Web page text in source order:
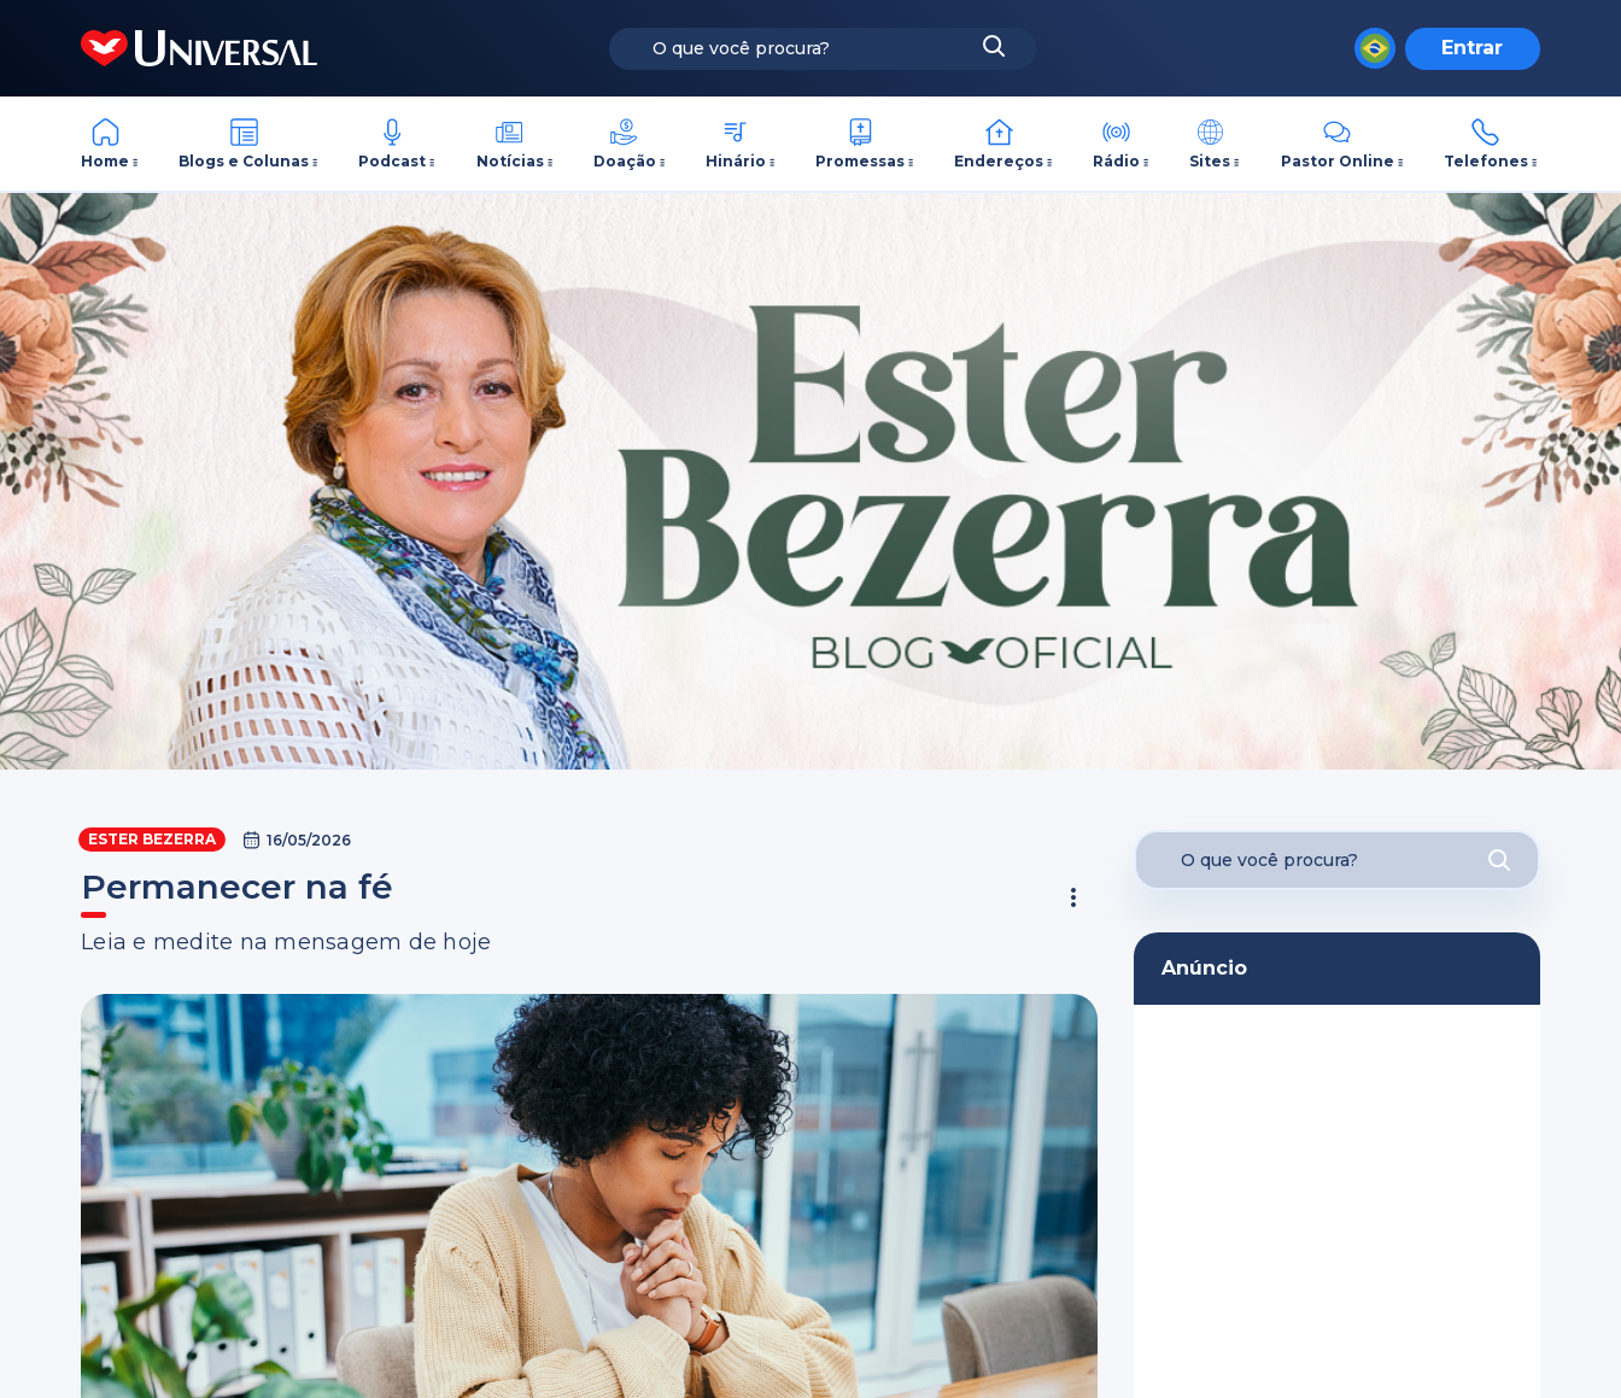
Entrar
Home Blogs e Colunas Podcast Notícias Doação Hinário Promessas Endereços Rádio Sites Pastor Online Telefones
ESTER BEZERRA 16/05/2026
Permanecer na fé
Leia e medite na mensagem de hoje
Anúncio